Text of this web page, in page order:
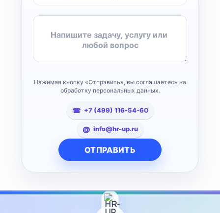
Нажимая кнопку «Отправить», вы соглашаетесь на
обработку персональных данных.
+7 (499) 116-54-60
info@hr-up.ru